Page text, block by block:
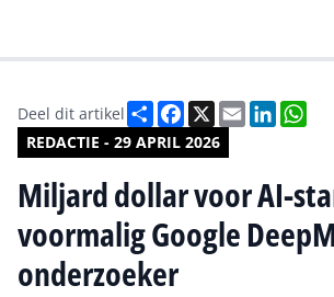
REDACTIE - 29 APRIL 2026
Deel dit artikel DeelFacebook
X EmailLinkedIn
Miljard dollar voor AI-
voormalig Google
onderzoeker